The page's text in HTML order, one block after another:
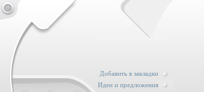
Добавить в закладки
Идеи и предложения